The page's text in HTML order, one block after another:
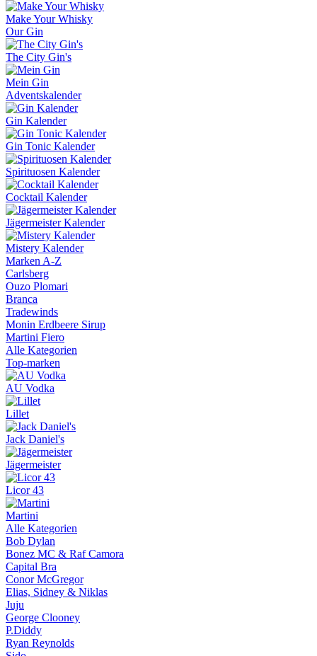
Make Your Whisky
Our Gin
The City Gin's
Mein Gin
Adventskalender
Gin Kalender
Gin Tonic Kalender
Spirituosen Kalender
Cocktail Kalender
Jägermeister Kalender
Mistery Kalender
Marken A-Z
Carlsberg
Ouzo Plomari
Branca
Tradewinds
Monin Erdbeere Sirup
Martini Fiero
Alle Kategorien
Top-marken
AU Vodka
Lillet
Jack Daniel's
Jägermeister
Licor 43
Martini
Alle Kategorien
Bob Dylan
Bonez MC & Raf Camora
Capital Bra
Conor McGregor
Elias, Sidney & Niklas
Juju
George Clooney
P.Diddy
Ryan Reynolds